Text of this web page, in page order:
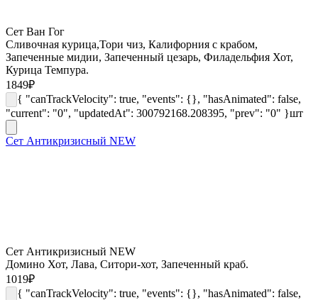
Сет Ван Гог
Сливочная курица,Тори чиз, Калифорния с крабом,
Запеченные мидии, Запеченный цезарь, Филадельфия Хот,
Курица Темпура.
1849₽
{ "canTrackVelocity": true, "events": {}, "hasAnimated": false,
"current": "0", "updatedAt": 300792168.208395, "prev": "0" }шт
Сет Антикризисный NEW
Сет Антикризисный NEW
Домино Хот, Лава, Ситори-хот, Запеченный краб.
1019₽
{ "canTrackVelocity": true, "events": {}, "hasAnimated": false,